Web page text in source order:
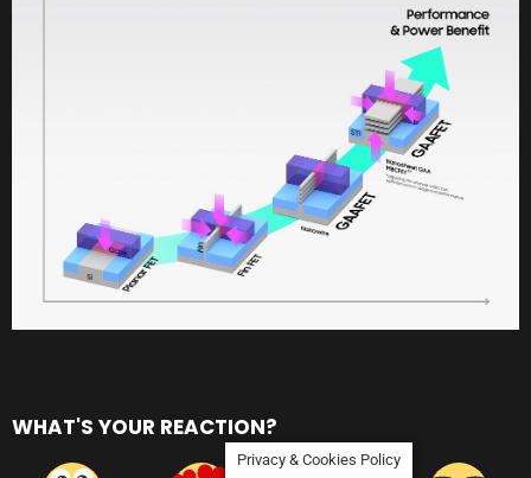
WHAT'S YOUR REACTION?
Privacy & Cookies Policy